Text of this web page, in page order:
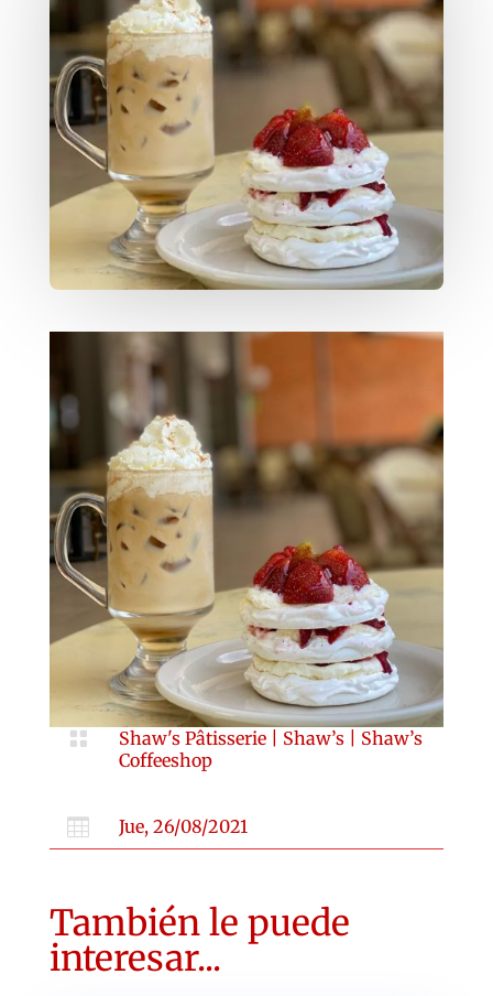
 Shaw's Pâtisserie| Shaw’s| Shaw’s
Coffeeshop
 Jue, 26/08/2021
También le puede
interesar...